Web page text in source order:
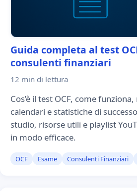
Guida completa al test
consulenti finanziari
12 min di lettura
Cos’è il test OCF, come
calendari e statistiche di
studio, risorse utili e playlist
in modo efficace.
OCF Esame Consulenti Finanziari